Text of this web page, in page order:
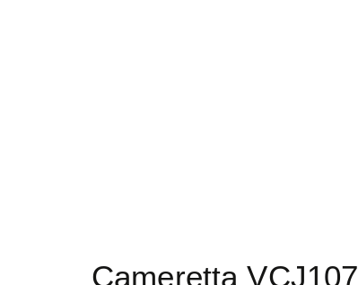
Cameretta VCJ107